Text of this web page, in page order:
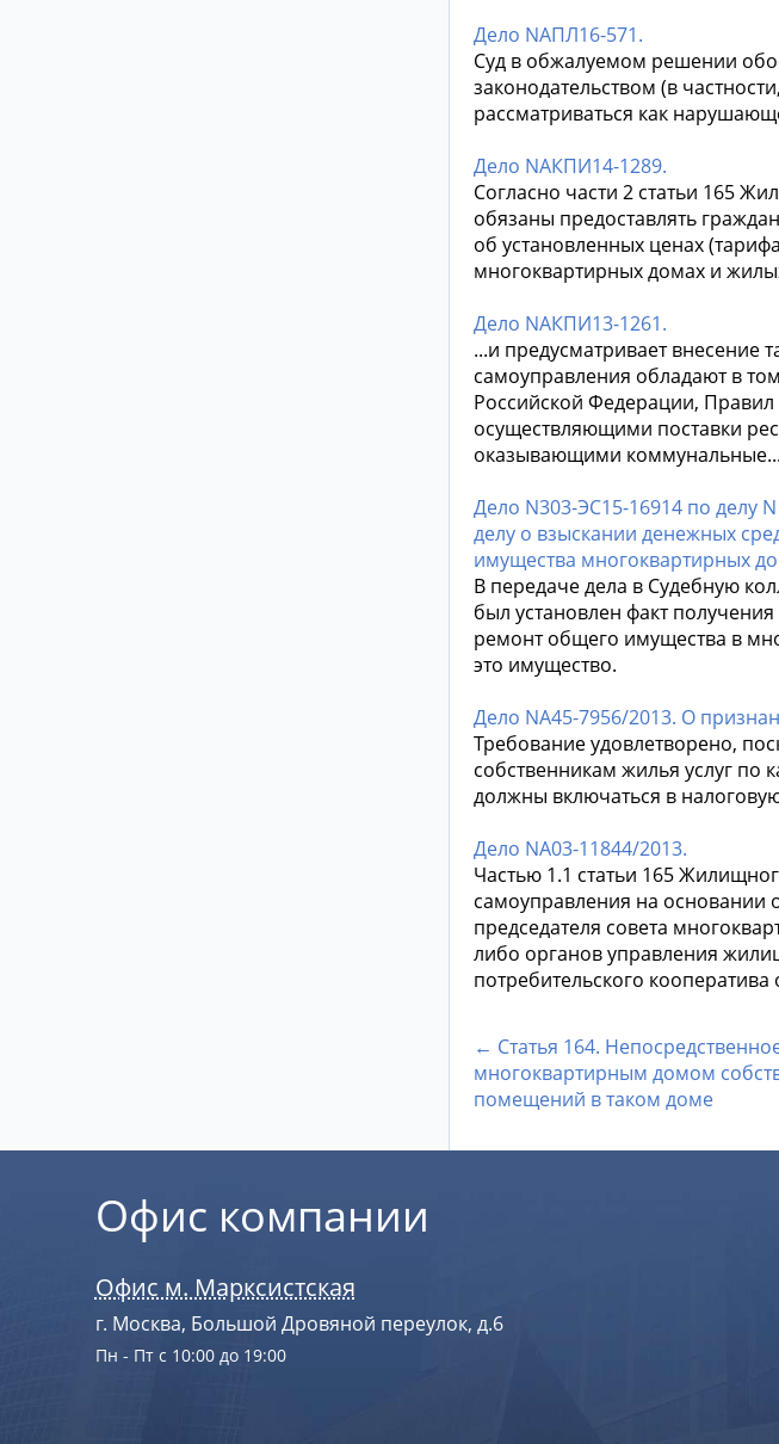
Дело NАПЛ16-571.
Суд в обжалуемом решении
законодательством (в
рассматриваться как
Дело NАКПИ14-1289.
Согласно части 2 статьи 165
обязаны предоставлять
об установленных ценах
многоквартирных домах и
Дело NАКПИ13-1261.
...и предусматривает
самоуправления обладают в
Российской Федерации,
осуществляющими поставки
оказывающими коммунальные...
Дело N303-ЭС15-16914 по делу
делу о взыскании денежных
имущества многоквартирных
В передаче дела в Судебную
был установлен факт
ремонт общего имущества в
это имущество.
Дело NА45-7956/2013. О
Требование удовлетворено,
собственникам жилья услуг
должны включаться в
Дело NА03-11844/2013.
Частью 1.1 статьи 165
самоуправления на
председателя совета
либо органов управления
потребительского
← Статья 164.
многоквартирным домом
помещений в таком доме
Офис компании
Офис м. Марксистская
г. Москва, Большой Дровяной переулок, д.6
Пн - Пт с 10:00 до 19:00